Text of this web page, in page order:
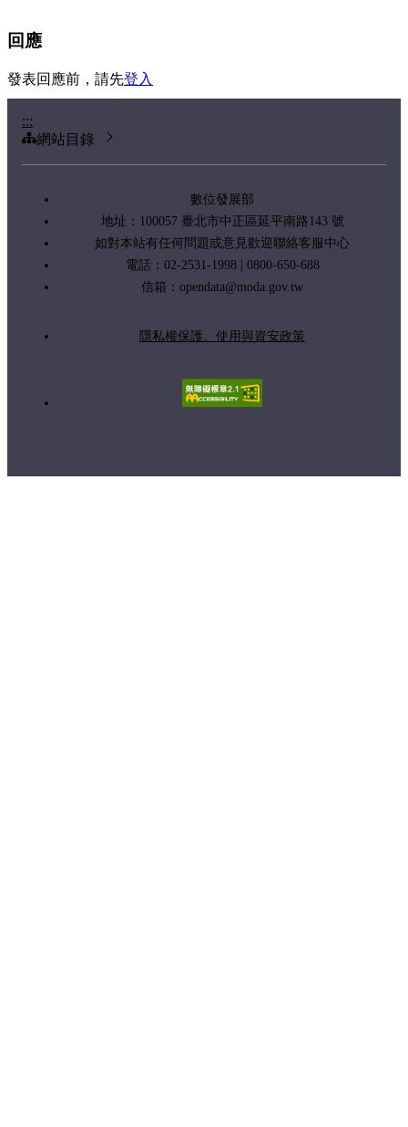
回應
發表回應前，請先登入
:::
網站目錄
數位發展部
地址：100057 臺北市中正區延平南路143 號
如對本站有任何問題或意見歡迎聯絡客服中心
電話：02-2531-1998 | 0800-650-688
信箱： opendata@moda.gov.tw
隱私權保護、使用與資安政策